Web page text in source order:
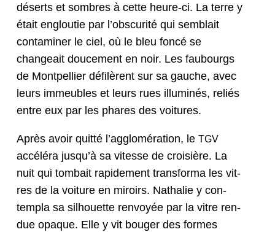
déserts et som­bres à cette heure-ci. La terre y
était engloutie par l’obscurité qui sem­blait
con­t­a­min­er le ciel, où le bleu fon­cé se
changeait douce­ment en noir. Les faubourgs
de Mont­pel­li­er défilèrent sur sa gauche, avec
leurs immeubles et leurs rues illu­minés, reliés
entre eux par les phares des voitures.
Après avoir quit­té l’agglomération, leTGV
accéléra jusqu’à sa vitesse de croisière. La
nuit qui tombait rapi­de­ment trans­for­ma les vit­
res de la voiture en miroirs. Nathalie y con­
tem­pla sa sil­hou­ette ren­voyée par la vit­re ren­
due opaque. Elle y vit bouger des formes